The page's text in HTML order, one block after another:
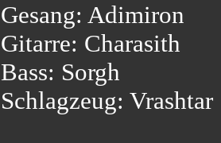
Gesang: Adimiron
Gitarre: Charasith
Bass: Sorgh
Schlagzeug: Vrashtar